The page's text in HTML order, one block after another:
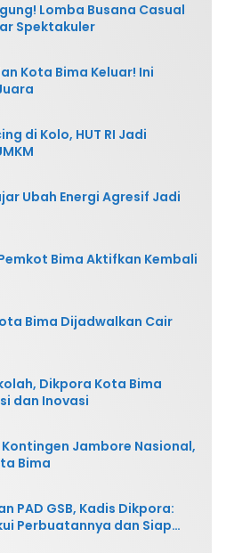
Lomba Busana Casual
Spektakuler
Kota Bima Keluar! Ini
di Kolo, HUT RI Jadi
Ubah Energi Agresif Jadi
Bima Aktifkan Kembali
Bima Dijadwalkan Cair
Dikpora Kota Bima
dan Inovasi
Jambore Nasional,
Bima
PAD GSB, Kadis Dikpora:
Perbuatannya dan Siap